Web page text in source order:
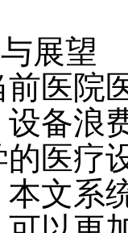
展望
院医
备浪
医疗
文系